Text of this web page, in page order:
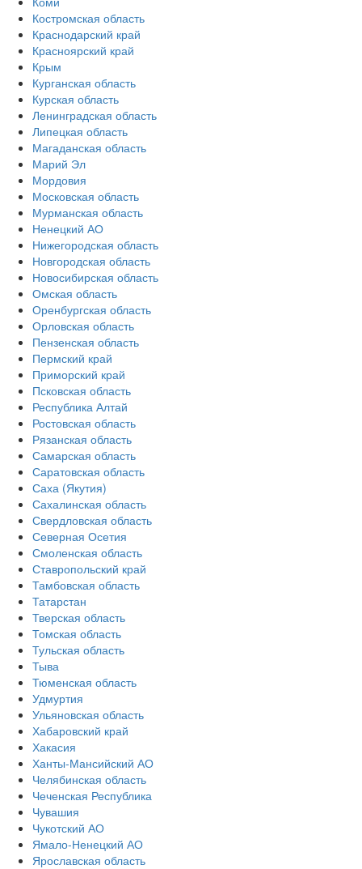
Костромская область
Краснодарский край
Красноярский край
Крым
Курганская область
Курская область
Ленинградская область
Липецкая область
Магаданская область
Марий Эл
Мордовия
Московская область
Мурманская область
Ненецкий АО
Нижегородская область
Новгородская область
Новосибирская область
Омская область
Оренбургская область
Орловская область
Пензенская область
Пермский край
Приморский край
Псковская область
Республика Алтай
Ростовская область
Рязанская область
Самарская область
Саратовская область
Саха (Якутия)
Сахалинская область
Свердловская область
Северная Осетия
Смоленская область
Ставропольский край
Тамбовская область
Татарстан
Тверская область
Томская область
Тульская область
Тыва
Тюменская область
Удмуртия
Ульяновская область
Хабаровский край
Хакасия
Ханты-Мансийский АО
Челябинская область
Чеченская Республика
Чувашия
Чукотский АО
Ямало-Ненецкий АО
Ярославская область